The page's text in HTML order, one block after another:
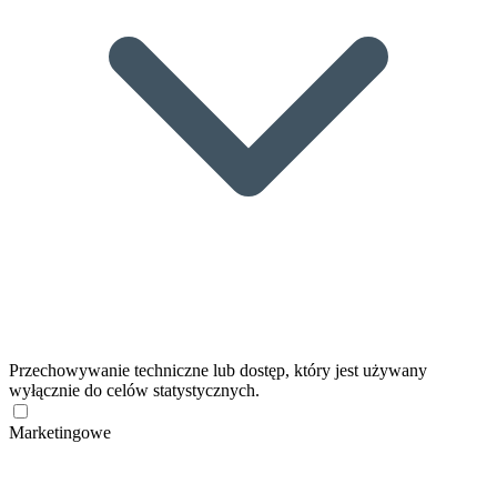
Przechowywanie techniczne lub dostęp, który jest używany
wyłącznie do celów statystycznych.
Marketingowe